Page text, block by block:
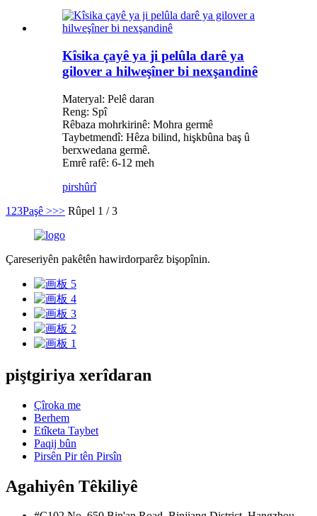
Kîsika çayê ya ji pelûla darê ya
gilover a hilweşîner bi nexşandinê
Materyal: Pelê daran
Reng: Spî
Rêbaza mohrkirinê: Mohra germê
Taybetmendî: Hêza bilind, hişkbûna baş û
berxwedana germê.
Emrê rafê: 6-12 meh
pirshûrî
1 23Paşê >>> Rûpel 1 / 3
Çareseriyên pakêtên hawirdorparêz bişopînin.
piştgiriya xerîdaran
Çîroka me
Berhem
Etîketa Taybet
Paqij bûn
Pirsên Pir tên Pirsîn
Agahiyên Têkiliyê